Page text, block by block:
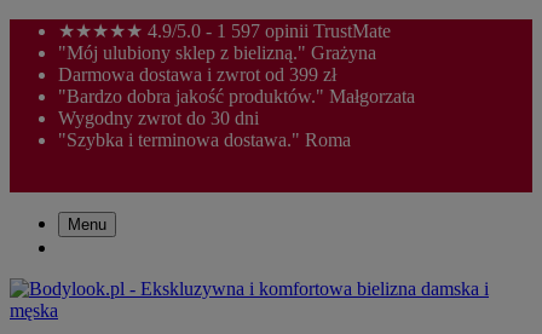
★★★★★ 4.9/5.0 - 1 597 opinii TrustMate
"Mój ulubiony sklep z bielizną." Grażyna
Darmowa dostawa i zwrot od 399 zł
"Bardzo dobra jakość produktów." Małgorzata
Wygodny zwrot do 30 dni
"Szybka i terminowa dostawa." Roma
Menu